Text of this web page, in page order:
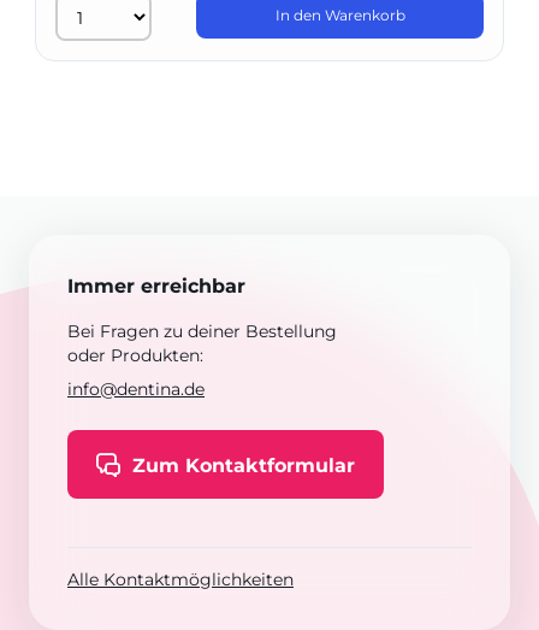
In den Warenkorb
Immer erreichbar
Bei Fragen zu deiner Bestellung
oder Produkten:
info@dentina.de
Zum Kontaktformular
Alle Kontaktmöglichkeiten